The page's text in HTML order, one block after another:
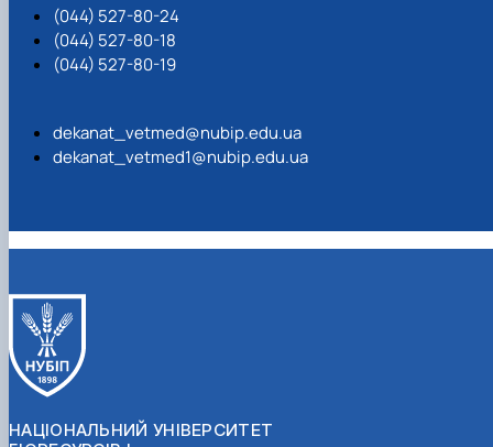
(044) 527-80-24
(044) 527-80-18
(044) 527-80-19
dekanat_vetmed@nubip.edu.ua
dekanat_vetmed1@nubip.edu.ua
НАЦІОНАЛЬНИЙ УНІВЕРСИТЕТ